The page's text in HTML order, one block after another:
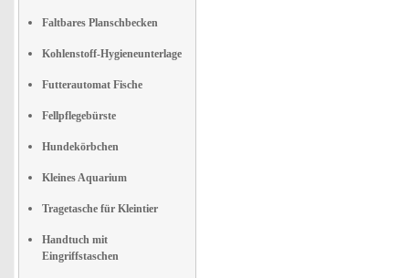
Faltbares Planschbecken
Kohlenstoff-Hygieneunterlage
Futterautomat Fische
Fellpflegebürste
Hundekörbchen
Kleines Aquarium
Tragetasche für Kleintier
Handtuch mit
Eingriffstaschen